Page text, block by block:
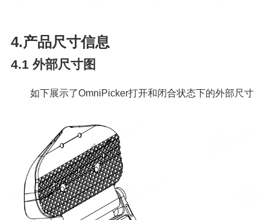
4.产品尺寸信息
4.1 外部尺寸图
如下展示了OmniPicker打开和闭合状态下的外部尺寸